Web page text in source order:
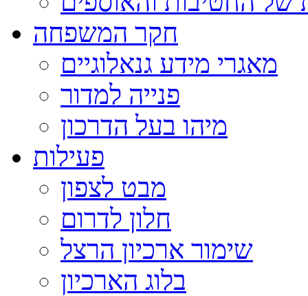
חקר המשפחה
מאגרי מידע גנאלוגיים
פנייה למדור
מיהו בעל הדרכון
פעילות
מבט לצפון
חלון לדרום
שימור ארכיון הרצל
בלוג הארכיון